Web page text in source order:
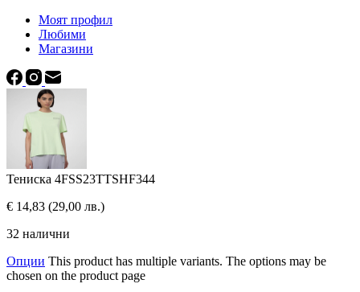
Моят профил
Любими
Магазини
Тениска 4FSS23TTSHF344
€ 14,83 (29,00 лв.)
32 налични
Опции This product has multiple variants. The options may be
chosen on the product page